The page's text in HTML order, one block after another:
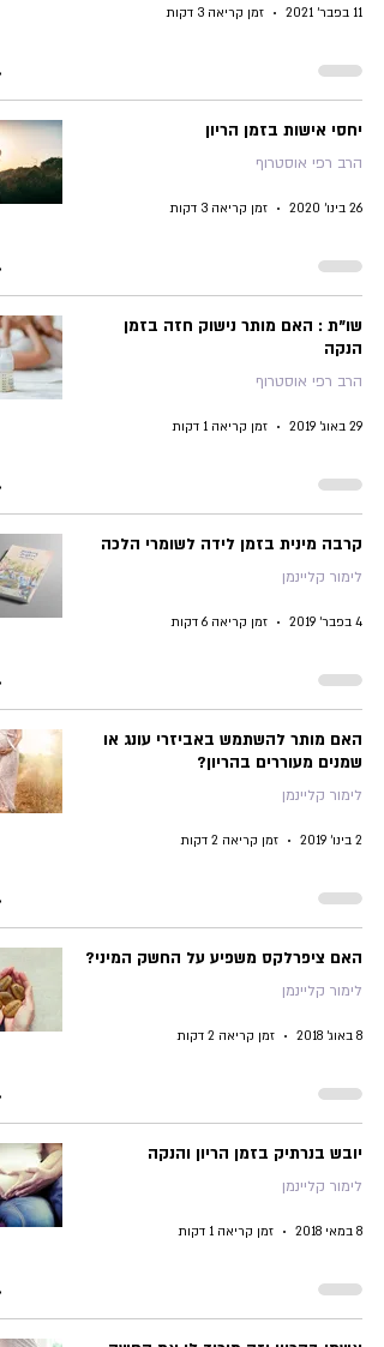
11 בפבר׳ 2021 זמן קריאה 3 דקות
יחסי אישות בזמן הריון
הרב רפי אוסטרוף
26 בינו׳ 2020 זמן קריאה 3 דקות
שו"ת : האם מותר נישוק חזה בזמן
הנקה
הרב רפי אוסטרוף
29 באוג׳ 2019 זמן קריאה 1 דקות
קרבה מינית בזמן לידה לשומרי הלכה
לימור קליינמן
4 בפבר׳ 2019 זמן קריאה 6 דקות
האם מותר להשתמש באביזרי עונג או
שמנים מעוררים בהריון?
לימור קליינמן
2 בינו׳ 2019 זמן קריאה 2 דקות
האם ציפרלקס משפיע על החשק המיני?
לימור קליינמן
8 באוג׳ 2018 זמן קריאה 2 דקות
יובש בנרתיק בזמן הריון והנקה
לימור קליינמן
8 במאי 2018 זמן קריאה 1 דקות